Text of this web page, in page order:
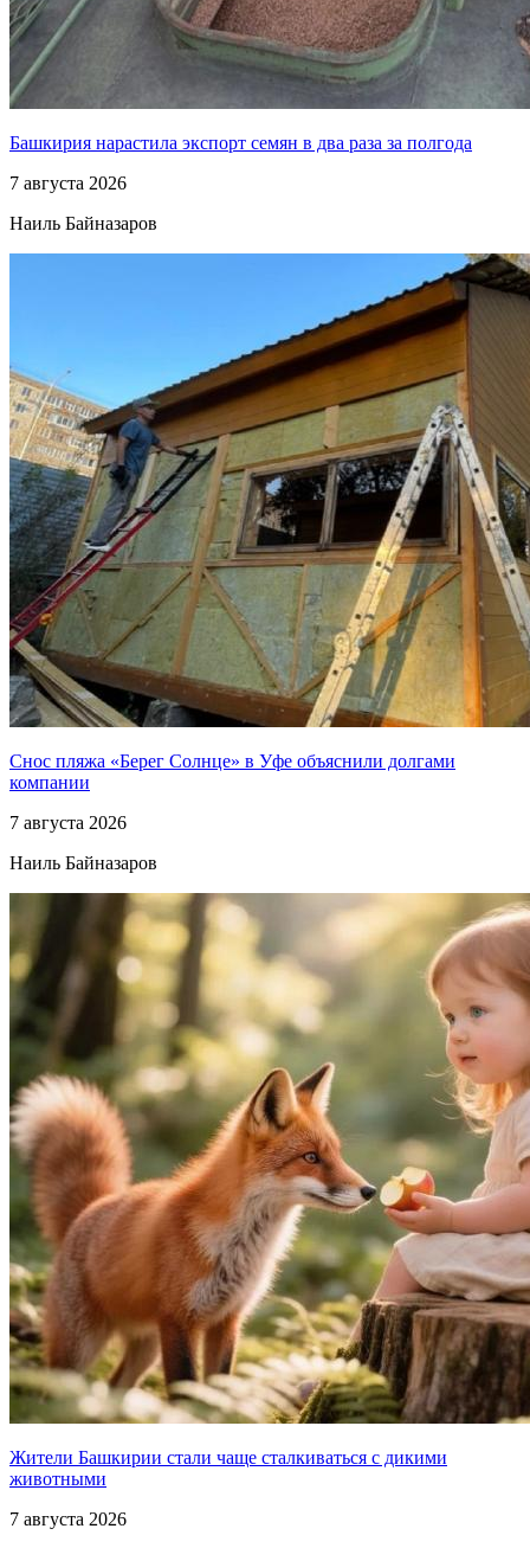
Башкирия нарастила экспорт семян в два раза за полгода
7 августа 2026
Наиль Байназаров
Снос пляжа «Берег Солнце» в Уфе объяснили долгами
компании
7 августа 2026
Наиль Байназаров
Жители Башкирии стали чаще сталкиваться с дикими
животными
7 августа 2026